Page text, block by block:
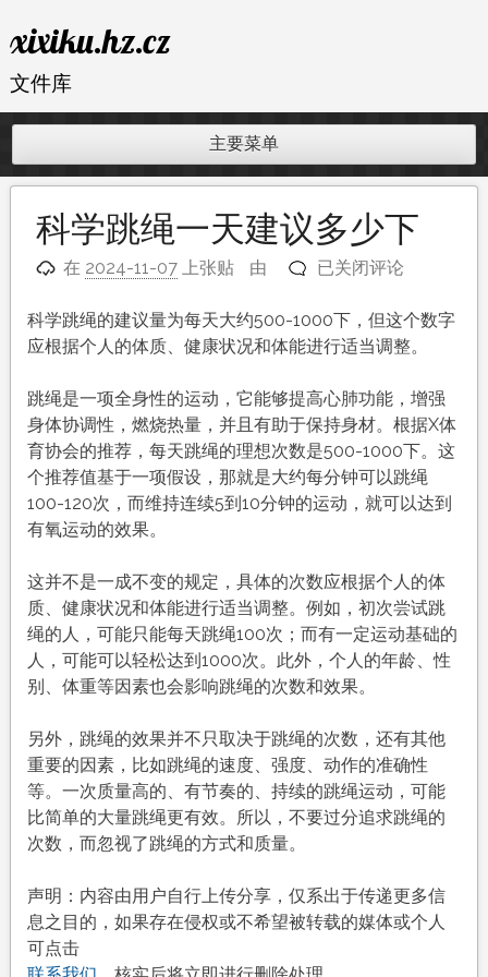
至
内
xixiku.hz.cz
文件库
主要菜单
科学跳绳一天建议多少下
在 2024-11-07 上张贴 由
科
跳
绳
天
建
议
多
少
已关闭评论
科学跳绳的建议量为每天大约500-1000下，但这个数字
应根据个人的体质、健康状况和体能进行适当调整。
跳绳是一项全身性的运动，它能够提高心肺功能，增强
身体协调性，燃烧热量，并且有助于保持身材。根据X体
育协会的推荐，每天跳绳的理想次数是500-1000下。这
个推荐值基于一项假设，那就是大约每分钟可以跳绳
100-120次，而维持连续5到10分钟的运动，就可以达到
有氧运动的效果。
这并不是一成不变的规定，具体的次数应根据个人的体
质、健康状况和体能进行适当调整。例如，初次尝试跳
绳的人，可能只能每天跳绳100次；而有一定运动基础的
人，可能可以轻松达到1000次。此外，个人的年龄、性
别、体重等因素也会影响跳绳的次数和效果。
另外，跳绳的效果并不只取决于跳绳的次数，还有其他
重要的因素，比如跳绳的速度、强度、动作的准确性
等。一次质量高的、有节奏的、持续的跳绳运动，可能
比简单的大量跳绳更有效。所以，不要过分追求跳绳的
次数，而忽视了跳绳的方式和质量。
声明：内容由用户自行上传分享，仅系出于传递更多信
息之目的，如果存在侵权或不希望被转载的媒体或个人
可点击